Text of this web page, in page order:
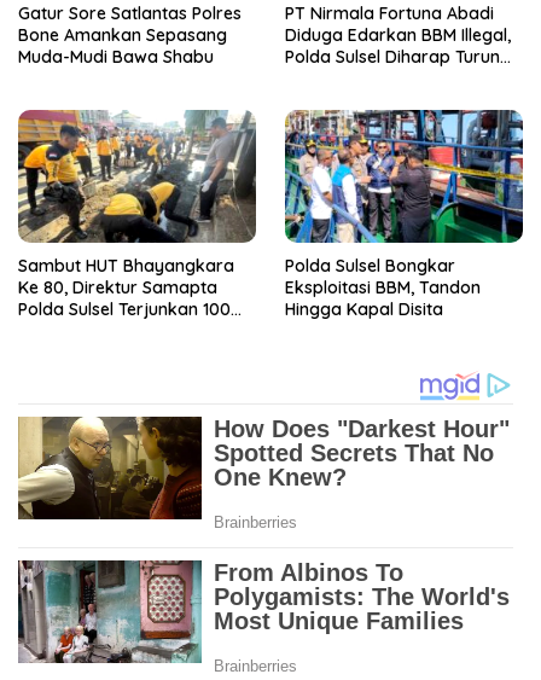
Gatur Sore Satlantas Polres
Bone Amankan Sepasang
Muda-Mudi Bawa Shabu
PT Nirmala Fortuna Abadi
Diduga Edarkan BBM Illegal,
Polda Sulsel Diharap Turun
Sambut HUT Bhayangkara
Ke 80, Direktur Samapta
Polda Sulsel Terjunkan 100
Polda Sulsel Bongkar
Eksploitasi BBM, Tandon
Hingga Kapal Disita